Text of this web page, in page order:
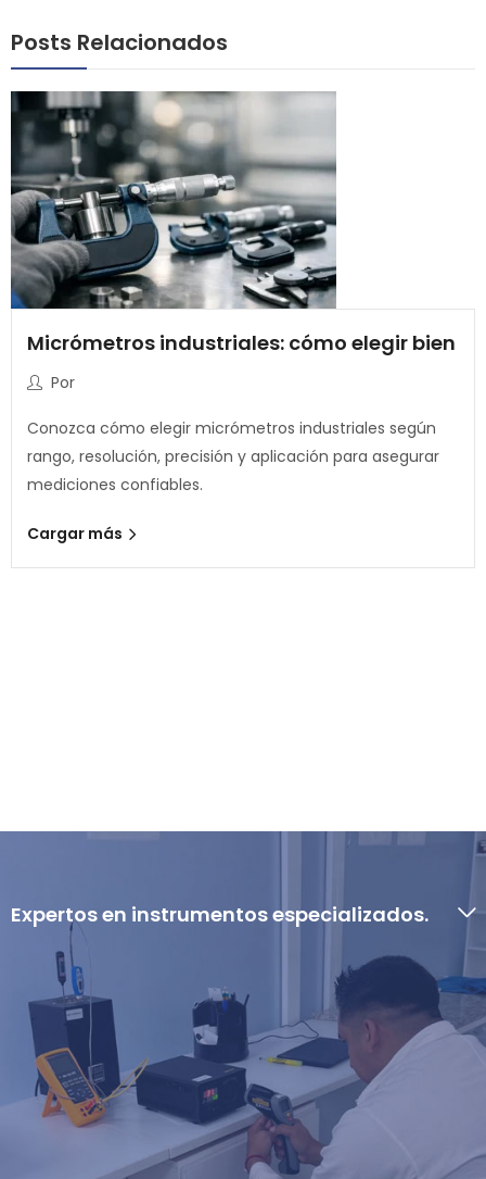
Posts Relacionados
Micrómetros industriales: cómo elegir bien
Por
Conozca cómo elegir micrómetros industriales según
rango, resolución, precisión y aplicación para asegurar
mediciones confiables.
Cargar más
Expertos en instrumentos especializados.